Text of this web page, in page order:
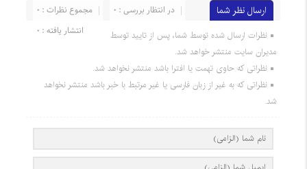
ارسال نظر شما مجموع نظرات : 0
در انتظار بررسی : 0
انتشار یافته : 0
نظرات ارسال شده توسط شما، پس از تایید توسط
مدیران سایت منتشر خواهد شد.
نظراتی که حاوی تهمت یا افترا باشد منتشر نخواهد شد.
نظراتی که به غیر از زبان فارسی یا غیر مرتبط با خبر باشد منتشر نخواهد
شد.